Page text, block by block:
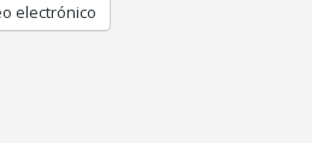
electrónico